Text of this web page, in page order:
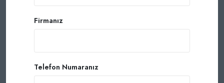
Firmanız
Telefon Numaranız